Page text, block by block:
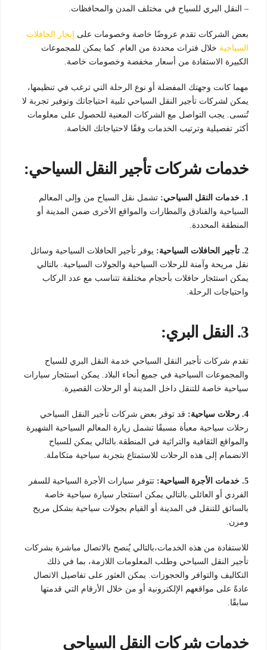
– النقل البري للسياح في مختلف المدن والمحافظات.
بعض الشركات تقدم عروضًا خاصة وخصومات على إيجار الحافلات
السياحية خلال فترات محددة من العام. كما يمكن للمجموعات
الكبيرة الاستفادة من أسعار مخفضة وخصومات خاصة.
مهما كانت وجهتك المفضلة أو نوع الرحلة التي ترغب في تنظيمها،
يمكن لشركات تأجير النقل السياحي تلبية احتياجاتك وتوفير تجربة لا
تُنسى. يجب التواصل مع الشركات المعنية للحصول على معلومات
أكثر تفصيلية وترتيب الخدمات وفقًا لاحتياجاتك الخاصة.
خدمات شركات تأجير النقل السياحي:
1. خدمات النقل السياحي:
تشمل نقل السياح من وإلى المعالم
السياحية والفنادق والمطارات والمواقع الأخرى ضمن المدينة أو
المنطقة المحددة.
2. تأجير الحافلات السياحية:
يوفر تأجير الحافلات السياحية وسائل
نقل مريحة وآمنة للرحلات السياحية والجولات السياحية. بالتالي
يمكن استئجار حافلات بأحجام مختلفة تتناسب مع عدد الركاب
واحتياجات الرحلة.
3. النقل البري:
تقدم شركات تأجير النقل السياحي خدمة النقل البري للسياح
والمجموعات السياحية في جميع أنحاء البلاد. يمكن استئجار سيارات
سياحية خاصة للتنقل داخل المدينة أو الرحلات القصيرة.
4. رحلات سياحية:
قد توفر بعض شركات تأجير النقل السياحي
رحلات سياحية معبأة مسبقًا تشمل زيارة المعالم السياحية الشهيرة
والمواقع الثقافية والتراثية في المنطقة.بالتالي يمكن للسياح
الانضمام إلى هذه الرحلات للاستمتاع بتجربة سياحية متكاملة.
5. خدمات الأجرة السياحية:
تتوفر سيارات الأجرة السياحية للسفر
الفردي أو العائلي.بالتالي يمكن استئجار سيارة سياحية خاصة
بالسائق للتنقل في المدينة أو القيام بجولات سياحية بشكل مريح
ومرن.
للاستفادة من هذه الخدمات،بالتالي يُنصح بالاتصال مباشرة بشركات
تأجير النقل السياحي وطلب المعلومات اللازمة، بما في ذلك
التكاليف والتوافر والحجوزات. يمكن العثور على تفاصيل الاتصال
عادةً على مواقعهم الإلكترونية أو من خلال الأرقام التي قدمتها
سابقًا.
خدمات شركات النقل السياحي